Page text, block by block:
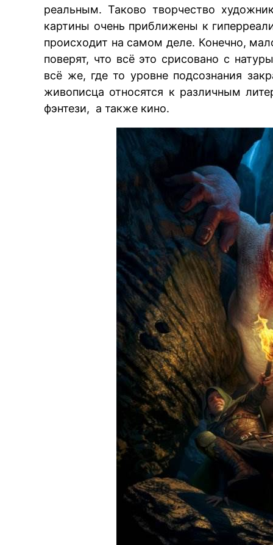
реальным. Таково творчество
картины очень приближены к
происходит на самом деле. Конечно,
поверят, что всё это срисовано с
всё же, где то уровне подсознания
живописца относятся к различным
фэнтези, а также кино.